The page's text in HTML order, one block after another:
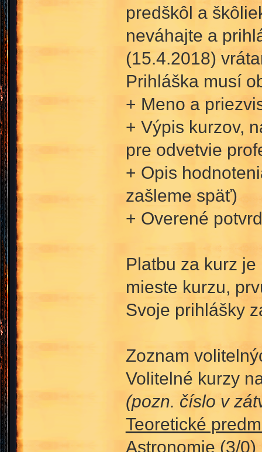
predškôl a
neváhajte a
(15.4.2018)
Prihláška musí
+ Meno a
+ Výpis kurzov,
pre odvetvie
+ Opis
zašleme späť)
+ Overené
Platbu za kurz
mieste kurzu,
Svoje prihlášky
Zoznam
Volitelné kurzy
(pozn. číslo v
Teoretické
Astronomie (3/0)